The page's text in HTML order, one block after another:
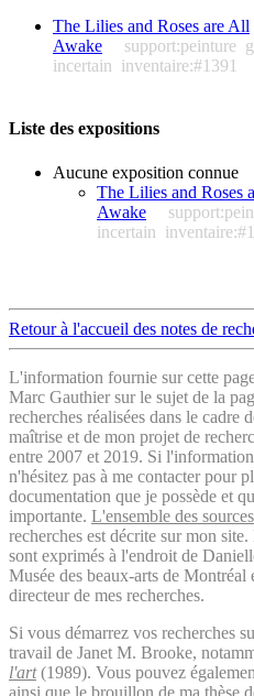
The Lilies and Roses are All
Awake
support:peinture
incertain inventaire:#1391
Liste des expositions
Aucune exposition connue
The Lilies and Roses
Awake
incertain
Retour à l'accueil des notes de
L'information fournie sur cette
Marc Gauthier sur le sujet de la
recherches réalisées dans le cadre
maîtrise et de mon projet de
entre 2007 et 2019. Si
n'hésitez pas à me contacter pour
documentation que je possède et
importante. L'ensemble des
recherches est décrite sur mon
sont exprimés à l'endroit de
Musée des beaux-arts de
directeur de mes recherches.
Si vous démarrez vos recherches
travail de Janet M. Brooke,
l'art(1989). Vous pouvez
ainsi que le brouillon de ma thèse